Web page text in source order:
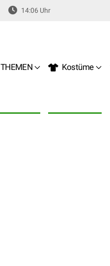
14:06 Uhr
THEMEN Kostüme